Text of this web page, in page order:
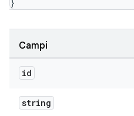
}
Campi
id
string